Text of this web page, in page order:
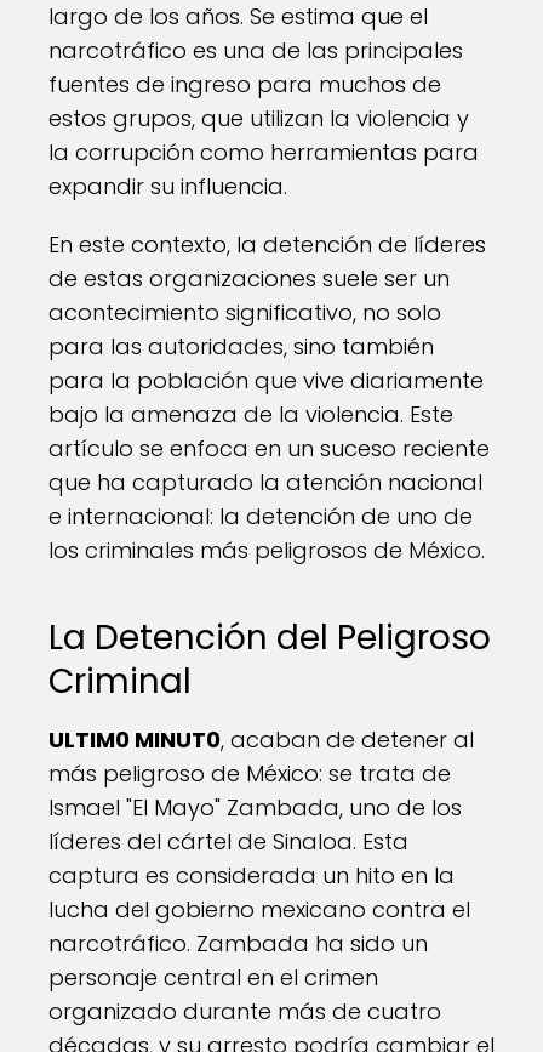
largo de los años. Se estima que el
narcotráfico es una de las principales
fuentes de ingreso para muchos de
estos grupos, que utilizan la violencia y
la corrupción como herramientas para
expandir su influencia.
En este contexto, la detención de líderes
de estas organizaciones suele ser un
acontecimiento significativo, no solo
para las autoridades, sino también
para la población que vive diariamente
bajo la amenaza de la violencia. Este
artículo se enfoca en un suceso reciente
que ha capturado la atención nacional
e internacional: la detención de uno de
los criminales más peligrosos de México.
La Detención del Peligroso
Criminal
ULTIM0 MINUT0, acaban de detener al
más peligroso de México: se trata de
Ismael "El Mayo" Zambada, uno de los
líderes del cártel de Sinaloa. Esta
captura es considerada un hito en la
lucha del gobierno mexicano contra el
narcotráfico. Zambada ha sido un
personaje central en el crimen
organizado durante más de cuatro
décadas, y su arresto podría cambiar el